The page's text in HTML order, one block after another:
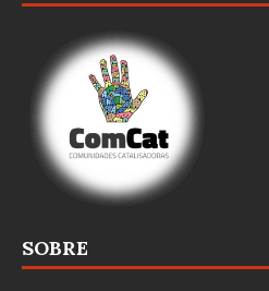
SOBRE